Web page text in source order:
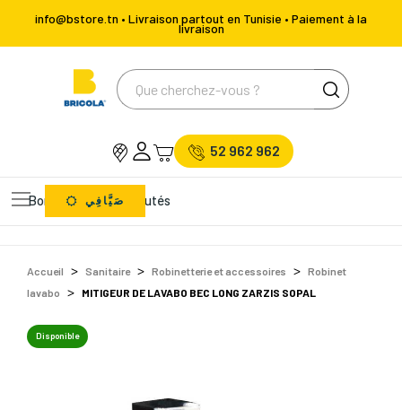
info@bstore.tn • Livraison partout en Tunisie • Paiement à la
livraison
52 962 962
Bons Plans Nouveautés
صَيَّافِي
Accueil Sanitaire Robinetterie et accessoires
Robinet
lavabo
MITIGEUR DE LAVABO BEC LONG ZARZIS SOPAL
Disponible